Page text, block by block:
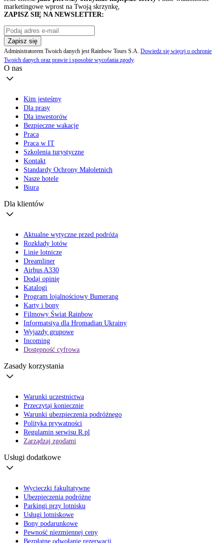
marketingowe wprost na Twoją skrzynkę,
ZAPISZ SIĘ NA NEWSLETTER:
Zapisz się
Administratorem Twoich danych jest Rainbow Tours S.A. Dowiedz się więcej o ochronie
Twoich danych oraz prawie i sposobie wycofania zgody.
O nas
Kim jesteśmy
Dla prasy
Dla inwestorów
Bezpieczne wakacje
Praca
Praca w IT
Szkolenia turystyczne
Kontakt
Standardy Ochrony Małoletnich
Nasze hotele
Biura
Dla klientów
Aktualne wytyczne przed podróżą
Rozkłady lotów
Linie lotnicze
Dreamliner
Airbus A330
Dodaj opinię
Katalogi
Program lojalnościowy Bumerang
Karty i bony
Filmowy Świat Rainbow
Informatsiya dla Hromadian Ukrainy
Wyjazdy grupowe
Incoming
Dostępność cyfrowa
Zasady korzystania
Warunki uczestnictwa
Przeczytaj koniecznie
Warunki ubezpieczenia podróżnego
Polityka prywatności
Regulamin serwisu R.pl
Zarządzaj zgodami
Usługi dodatkowe
Wycieczki fakultatywne
Ubezpieczenia podróżne
Parkingi przy lotnisku
Usługi lotniskowe
Bony podarunkowe
Pewność niezmiennej ceny
Bezpłatne odwołanie rezerwacji